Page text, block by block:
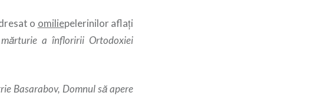
o omiliepelerinilor aflaţi
a înfloririi Ortodoxiei
Basarabov, Domnul să apere